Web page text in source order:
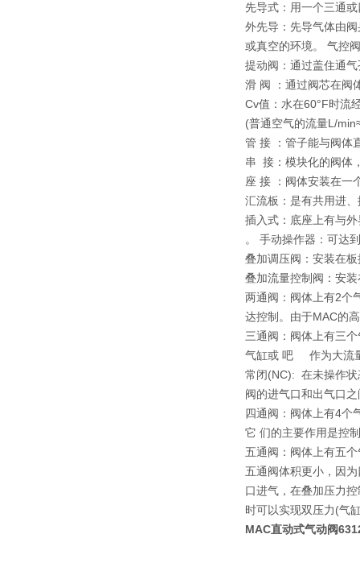
先导式：用一个三通
外先导：先导气体由
或真空的环境。 气控
提动阀：通过盖住通
滑 阀 ：通过阀芯在阀
Cv值：水在60°F时流
(普通空气的流量L/
管 接 ：管子能与阀体
串 接：模块化的阀体
座 接 ：阀体安装在一
汇流板：是有共用进
插入式：底座上有与
。 手动操作器：可达
叠加调压阀：安装在
叠加流量控制阀：安
两通阀：阀体上有2个
达控制。由于MAC的
三通阀：阀体上有三
气缸或 吧 作为大流
常闭(NC): 在未操作
阀的进气口和出气口
四通阀：阀体上有4个
它 们的主要作用是控
五通阀：阀体上有五
五通阀体积更小，因
口进气，在叠加压力
时可以实现双压力(气
MAC直动式气动阀